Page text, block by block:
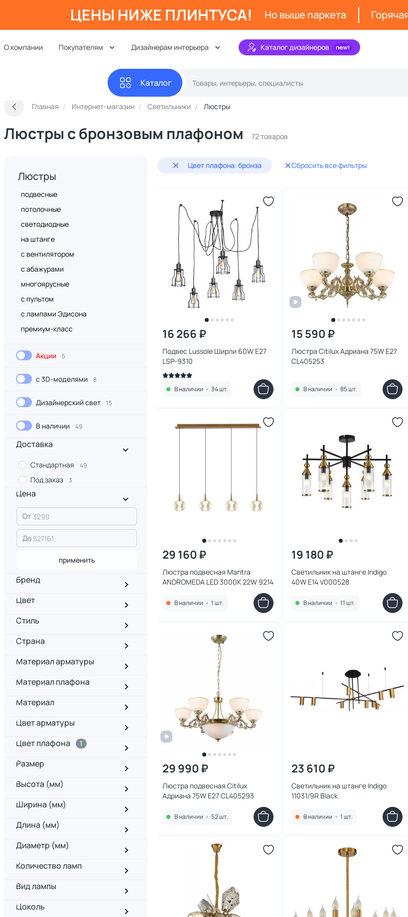
ЦЕНЫ НИЖЕ ПЛИНТУСА! Но выше паркета
О компании Покупателям Дизайнерам интерьера Каталог дизайнеров
Каталог
Главная Интернет-магазин Светильники Люстры
Люстры с бронзовым плафоном 72 товаров
Люстры
подвесные
потолочные
светодиодные
на штанге
с вентилятором
с абажурами
многоярусные
с пультом
с лампами Эдисона
премиум-класс
Акции 5
с 3D-моделями 8
Дизайнерский свет 15
В наличии 49
Доставка
Стандартная 49
Под заказ 3
Цена
От
До
применить
Бренд
Цвет
Стиль
Страна
Материал арматуры
Материал плафона
Материал
Цвет арматуры
Цвет плафона
1
Размер
Высота (мм)
Ширина (мм)
Длина (мм)
Диаметр (мм)
Количество ламп
Вид лампы
Цоколь
Цвет плафона: бронза Сбросить все фильтры
16 266 ₽
Подвес Lussole Ширли 60W E27
LSP-9310
В наличии • 34 шт.
15 590 ₽
Люстра Citilux Адриана 75W E27
CL405253
В наличии • 85 шт.
29 160 ₽
Люстра подвесная Mantra
ANDROMEDA LED 3000К 22W 9214
В наличии • 1 шт.
19 180 ₽
Светильник на штанге Indigo
40W E14 V000528
В наличии • 11 шт.
29 990 ₽
Люстра подвесная Citilux
Адриана 75W E27 CL405293
В наличии • 52 шт.
23 610 ₽
Светильник на штанге Indigo
11031/9R Black
В наличии • 1 шт.